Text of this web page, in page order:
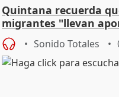
Quintana recuerda
migrantes "llevan
central
Sonido Totales